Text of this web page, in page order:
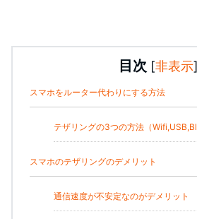
目次 [非表示]
スマホをルーター代わりにする方法
テザリングの3つの方法（
スマホのテザリングのデメリット
通信速度が不安定なのがデメリット